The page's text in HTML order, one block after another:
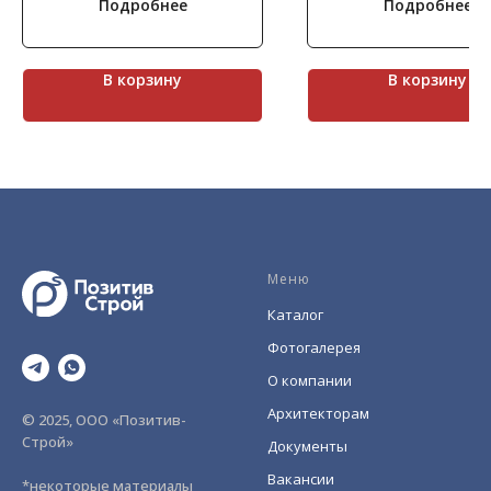
ширины.
разного размера и ярким
рельефом фактуры.
Подробнее
В корзину
пористой структурой и
на фасаде загородных
высотных зданий.
Подробнее
В корзину
© 2025, ООО «Позитив-
Строй»
*некоторые материалы
Меню
Каталог
Фотогалерея
О компании
Архитекторам
Документы
Вакансии